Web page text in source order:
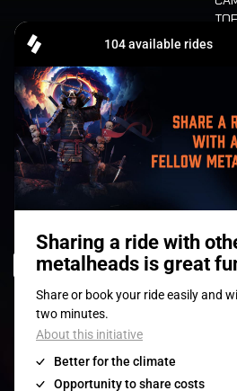
© 2008-2026- Apache Productions VZW –
POLICY|ALGEMENE VOORWAARDEN
Contact:GENERAL| PARTNERSHIPS
NEIGHBOURS